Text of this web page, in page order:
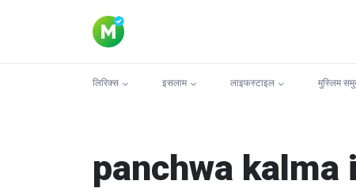
लिरिक्स इसलाम लाइफस्टाइल मुस्लिम
panchwa